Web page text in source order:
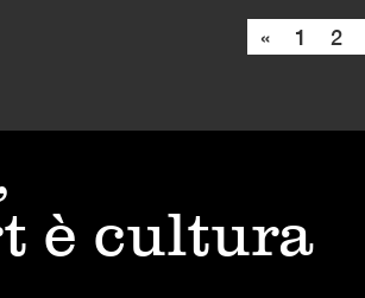
« 1 2
è cultura